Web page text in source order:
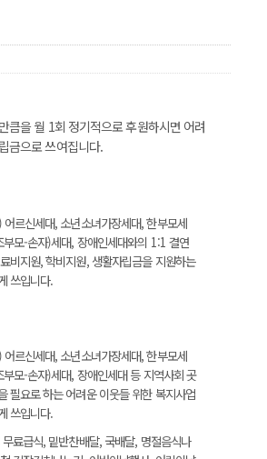
큼을 월 1회 정기적으로 후원하시면 어려
금으로 쓰여집니다.
어르신세대, 소년소녀가장세대, 한부모세
부모-손자)세대, 장애인세대와의 1:1 결연
비지원, 학비지원, 생활자립금을 지원하는
쓰입니다.
어르신세대, 소년소녀가장세대, 한부모세
모-손자)세대, 장애인세대 등 지역사회 곳
필요로 하는 어려운 이웃들 위한 복지사업
쓰입니다.
료급식, 밑반찬배달, 국배달, 명절음식나